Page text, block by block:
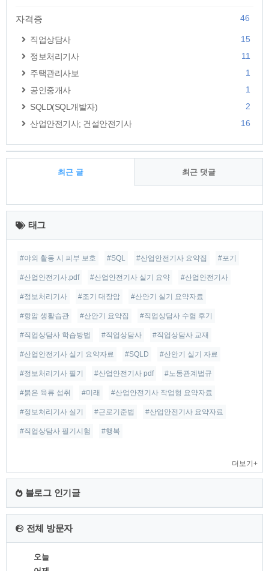
자격증 46
직업상담사
15
정보처리기사
11
주택관리사보
1
공인중개사
1
SQLD(SQL개발자)
2
산업안전기사; 건설안전기사
16
최근 글 최근 댓글
최
근
글
태그
#야외 활동 시 피부 보호 #SQL #산업안전기사 요약집 #포기
#산업안전기사.pdf #산업안전기사 실기 요약 #산업안전기사
#정보처리기사 #조기 대장암 #산안기 실기 요약자료
#항암 생활습관 #산안기 요약집 #직업상담사 수험 후기
#직업상담사 학습방법 #직업상담사 #직업상담사 교재
#산업안전기사 실기 요약자료 #SQLD #산안기 실기 자료
#정보처리기사 필기 #산업안전기사 pdf #노동관계법규
#붉은 육류 섭취 #미래 #산업안전기사 작업형 요약자료
#정보처리기사 실기 #근로기준법 #산업안전기사 요약자료
#직업상담사 필기시험 #행복
더보기+
블로그 인기글
전체 방문자
오늘